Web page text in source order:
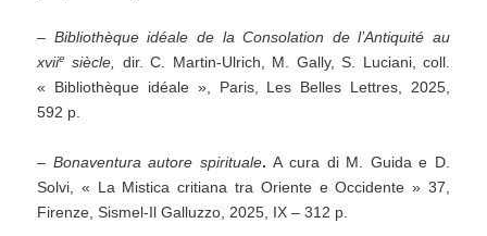
– Bibliothèque idéale de la Consolation de l’Antiquité au
xviie siècle, dir. C. Martin-Ulrich, M. Gally, S. Luciani, coll.
« Bibliothèque idéale », Paris, Les Belles Lettres, 2025,
592 p.
– Bonaventura autore spirituale.A cura di M. Guida e D.
Solvi, « La Mistica critiana tra Oriente e Occidente » 37,
Firenze, Sismel-Il Galluzzo, 2025, IX – 312 p.